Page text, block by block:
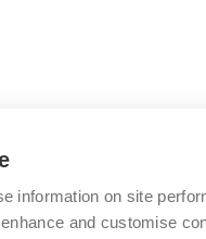
information on site
and customise